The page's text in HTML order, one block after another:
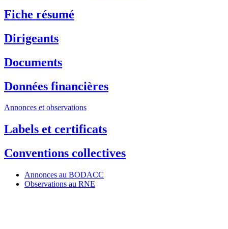
Fiche résumé
Dirigeants
Documents
Données financières
Annonces et observations
Labels et certificats
Conventions collectives
Annonces au BODACC
Observations au RNE